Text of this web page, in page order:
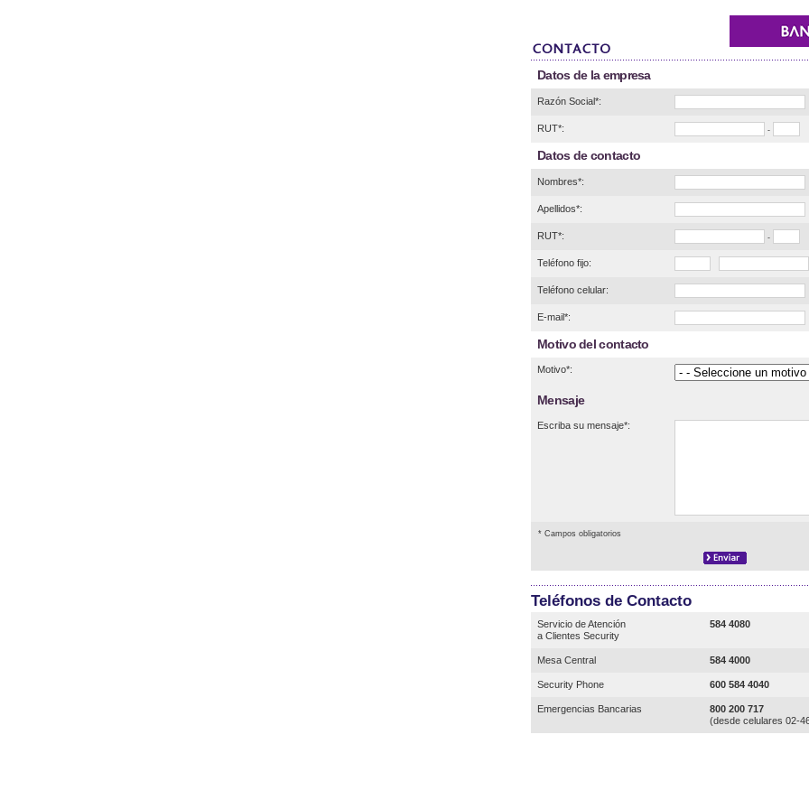
Datos de la empresa
Razón Social*:
RUT*: -
Datos de contacto
Nombres*:
Apellidos*:
RUT*: -
Teléfono fijo:
Teléfono celular:
E-mail*:
Motivo del contacto
Motivo*:
Mensaje
Escriba su mensaje*:
* Campos obligatorios
Teléfonos de Contacto
Servicio de Atención
a Clientes Security
584 4080
Mesa Central 584 4000
Security Phone 600 584 4040
Emergencias Bancarias
800 200 717
(desde celulares 02-